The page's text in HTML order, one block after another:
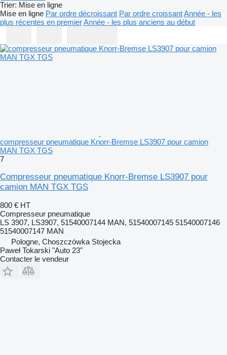
Trier: Mise en ligne
Mise en ligne Par ordre décroissant Par ordre croissantAnnée - les
plus récentes en premierAnnée - les plus anciens au début
compresseur pneumatique Knorr-Bremse LS3907 pour camion
MAN TGX TGS
7
Compresseur pneumatique Knorr-Bremse LS3907 pour
camion MAN TGX TGS
800 € HT
Compresseur pneumatique
LS 3907, LS3907, 51540007144 MAN, 51540007145 51540007146
51540007147 MAN
Pologne, Choszczówka Stojecka
Paweł Tokarski "Auto 23"
Contacter le vendeur